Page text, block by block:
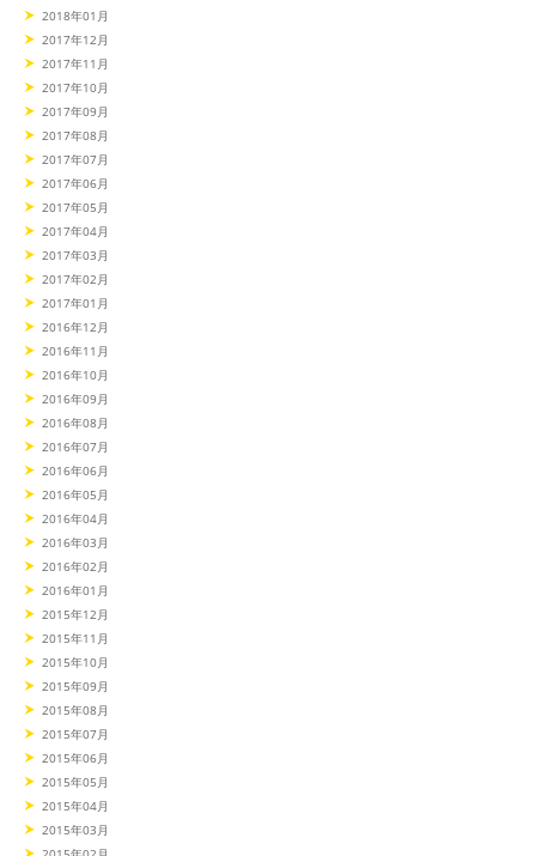
2018年01月
2017年12月
2017年11月
2017年10月
2017年09月
2017年08月
2017年07月
2017年06月
2017年05月
2017年04月
2017年03月
2017年02月
2017年01月
2016年12月
2016年11月
2016年10月
2016年09月
2016年08月
2016年07月
2016年06月
2016年05月
2016年04月
2016年03月
2016年02月
2016年01月
2015年12月
2015年11月
2015年10月
2015年09月
2015年08月
2015年07月
2015年06月
2015年05月
2015年04月
2015年03月